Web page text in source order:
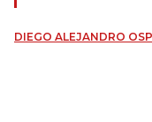
DIEGO ALEJANDRO